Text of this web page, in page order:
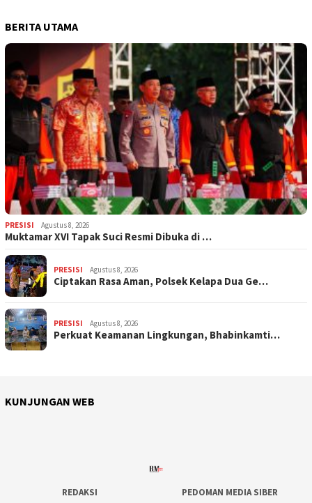
BERITA UTAMA
PRESISI Agustus 8, 2026
Muktamar XVI Tapak Suci Resmi Dibuka di …
PRESISI Agustus 8, 2026
Ciptakan Rasa Aman, Polsek Kelapa Dua Ge…
PRESISI Agustus 8, 2026
Perkuat Keamanan Lingkungan, Bhabinkamti…
KUNJUNGAN WEB
REDAKSI PEDOMAN MEDIA SIBER